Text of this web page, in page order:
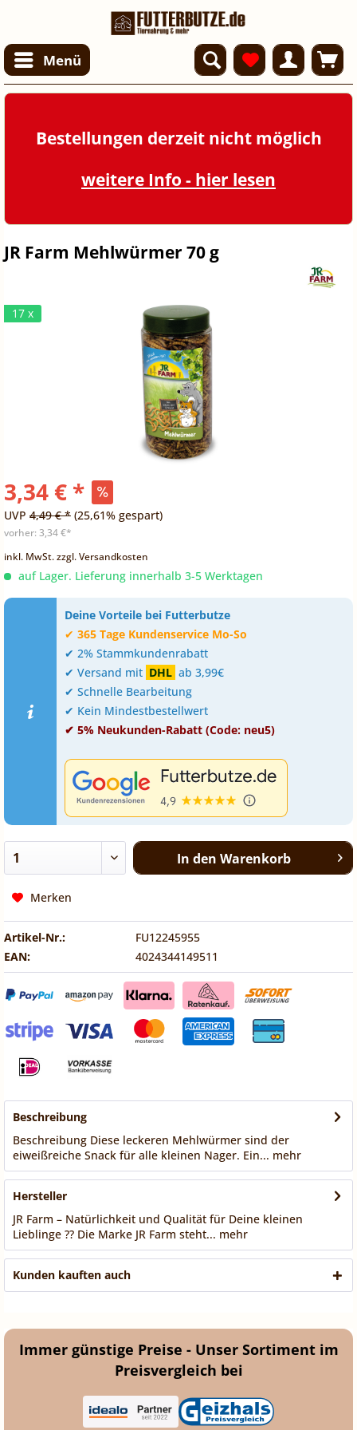
Menü
Bestellungen derzeit nicht möglich
weitere Info - hier lesen
JR Farm Mehlwürmer 70 g
17 x
3,34 € *
UVP 4,49 € * (25,61% gespart)
vorher: 3,34 €*
inkl. MwSt.zzgl. Versandkosten
auf Lager. Lieferung innerhalb 3-5 Werktagen
Deine Vorteile bei Futterbutze
✔ 365 Tage Kundenservice Mo-So
✔ 2% Stammkundenrabatt
✔ Versand mit DHL ab 3,99€
✔ Schnelle Bearbeitung
✔ Kein Mindestbestellwert
✔ 5% Neukunden-Rabatt (Code: neu5)
In den Warenkorb
Merken
Artikel-Nr.:
FU12245955
EAN:
4024344149511
Beschreibung
Beschreibung Diese leckeren Mehlwürmer sind der
eiweißreiche Snack für alle kleinen Nager. Ein... mehr
Hersteller
JR Farm – Natürlichkeit und Qualität für Deine kleinen
Lieblinge ?? Die Marke JR Farm steht... mehr
Kunden kauften auch
Immer günstige Preise - Unser Sortiment im
Preisvergleich bei